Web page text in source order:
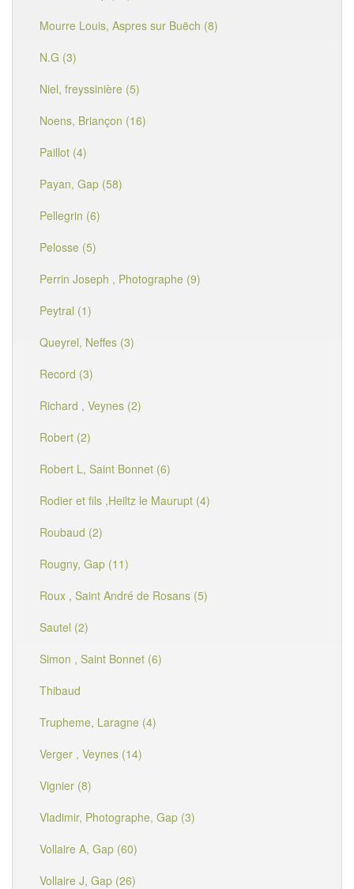
Mourre Louis, Aspres sur Buëch (8)
N.G (3)
Niel, freyssinière (5)
Noens, Briançon (16)
Paillot (4)
Payan, Gap (58)
Pellegrin (6)
Pelosse (5)
Perrin Joseph , Photographe (9)
Peytral (1)
Queyrel, Neffes (3)
Record (3)
Richard , Veynes (2)
Robert (2)
Robert L, Saint Bonnet (6)
Rodier et fils ,Heiltz le Maurupt (4)
Roubaud (2)
Rougny, Gap (11)
Roux , Saint André de Rosans (5)
Sautel (2)
Simon , Saint Bonnet (6)
Thibaud
Trupheme, Laragne (4)
Verger , Veynes (14)
Vignier (8)
Vladimir, Photographe, Gap (3)
Vollaire A, Gap (60)
Vollaire J, Gap (26)